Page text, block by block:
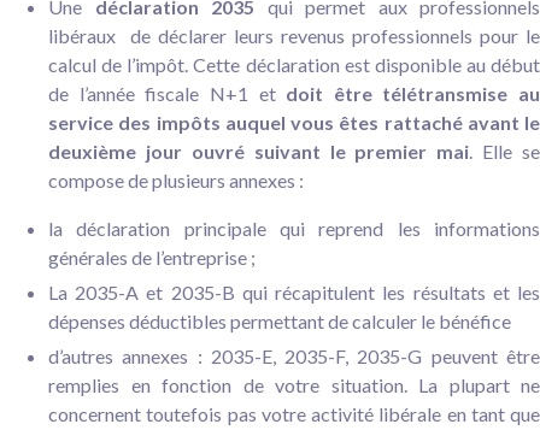
Une déclaration 2035 qui permet aux professionnels
libéraux de déclarer leurs revenus professionnels pour le
calcul de l’impôt. Cette déclaration est disponible au début
de l’année fiscale N+1 et doit être télétransmise au
service des impôts auquel vous êtes rattaché avant le
deuxième jour ouvré suivant le premier mai. Elle se
compose de plusieurs annexes :
la déclaration principale qui reprend les informations
générales de l’entreprise ;
La 2035-A et 2035-B qui récapitulent les résultats et les
dépenses déductibles permettant de calculer le bénéfice
d’autres annexes : 2035-E, 2035-F, 2035-G peuvent être
remplies en fonction de votre situation. La plupart ne
concernent toutefois pas votre activité libérale en tant que